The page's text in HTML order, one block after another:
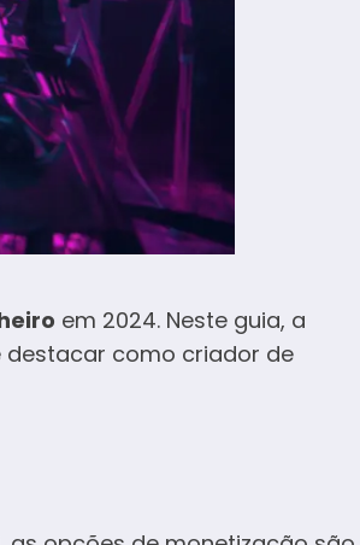
em 2024. Neste guia, a
destacar como criador de